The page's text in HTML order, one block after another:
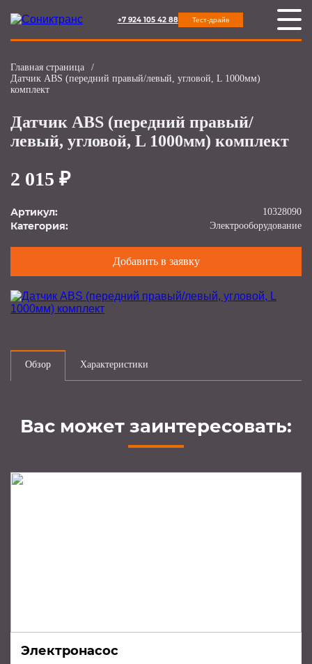
+7 924 105 42 88 Тест-драйв
Главная страница
/
Датчик ABS (передний правый/левый, угловой, L 1000мм)
комплект
Датчик ABS (передний правый/
левый, угловой, L 1000мм) комплект
2 015 ₽
Артикул: 10328090
Категория: Электрооборудование
Добавить в заявку
Обзор Характеристики
Вас может заинтересовать:
Электронасос